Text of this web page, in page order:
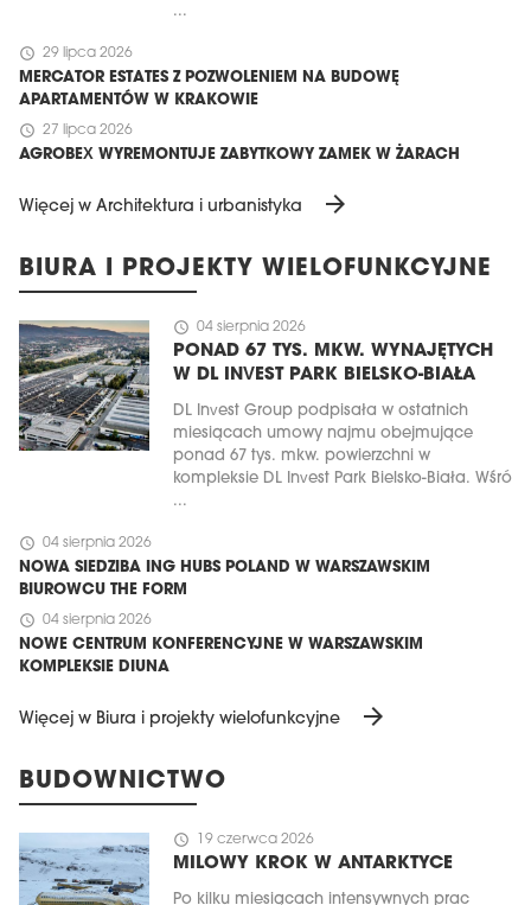
...
schedule 29 lipca 2026
MERCATOR ESTATES Z POZWOLENIEM NA BUDOWĘ
APARTAMENTÓW W KRAKOWIE
schedule 27 lipca 2026
AGROBEX WYREMONTUJE ZABYTKOWY ZAMEK W ŻARACH
Więcej w Architektura i urbanistyka arrow_forward
BIURA I PROJEKTY WIELOFUNKCYJNE
schedule 04 sierpnia 2026
PONAD 67 TYS. MKW. WYNAJĘTYCH
W DL INVEST PARK BIELSKO-BIAŁA
DL Invest Group podpisała w ostatnich
miesiącach umowy najmu obejmujące
ponad 67 tys. mkw. powierzchni w
kompleksie DL Invest Park Bielsko-Biała. Wśró
...
schedule 04 sierpnia 2026
NOWA SIEDZIBA ING HUBS POLAND W WARSZAWSKIM
BIUROWCU THE FORM
schedule 04 sierpnia 2026
NOWE CENTRUM KONFERENCYJNE W WARSZAWSKIM
KOMPLEKSIE DIUNA
Więcej w Biura i projekty wielofunkcyjne arrow_forward
BUDOWNICTWO
schedule 19 czerwca 2026
MILOWY KROK W ANTARKTYCE
Po kilku miesiącach intensywnych prac